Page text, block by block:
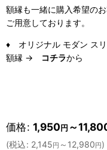
額縁も一緒に購入希望の
ご用意しております。
♦ オリジナル モダン ス
額縁 →
コチラから
価格: 1,950円 ～
(税込: 2,145円 ～12,980円)